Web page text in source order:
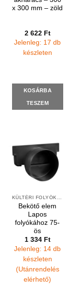
x 300 mm – zöld
2 622 Ft
Jelenleg: 17 db
készleten
KOSÁRBA
TESZEM
Bekötő elem
Lapos
folyókához 75-
ös
1 334 Ft
Jelenleg: 14 db
készleten
(Utánrendelés
elérhető)